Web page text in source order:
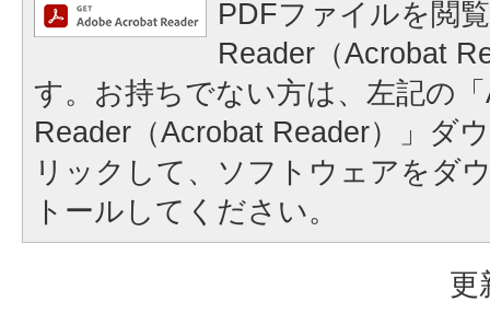
PDFファイルを閲
Reader（Acrobat
す。お持ちでない方は、左記の
Reader（Acrobat Reader）」ダ
リックして、ソフトウェアをダ
トールしてください。
更